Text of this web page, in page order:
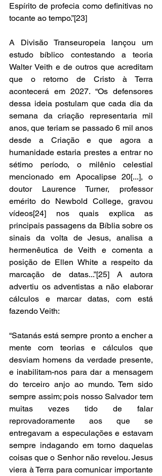
Espírito de profecia como definitivas no
tocante ao tempo.”[23]
A Divisão Transeuropeia lançou um
estudo bíblico contestando a teoria
Walter Veith e de outros que acreditam
que o retorno de Cristo à Terra
acontecerá em 2027. “Os defensores
dessa ideia postulam que cada dia da
semana da criação representaria mil
anos, que teriam se passado 6 mil anos
desde a Criação e que agora a
humanidade estaria prestes a entrar no
sétimo período, o milênio celestial
mencionado em Apocalipse 20[...], o
doutor Laurence Turner, professor
emérito do Newbold College, gravou
vídeos[24] nos quais explica as
principais passagens da Bíblia sobre os
sinais da volta de Jesus, analisa a
hermenêutica de Veith e comenta a
posição de Ellen White a respeito da
marcação de datas...”[25] A autora
advertiu os adventistas a não elaborar
cálculos e marcar datas, com está
fazendo Veith:
“Satanás está sempre pronto a encher a
mente com teorias e cálculos que
desviam homens da verdade presente,
e inabilitam-nos para dar a mensagem
do terceiro anjo ao mundo. Tem sido
sempre assim; pois nosso Salvador tem
muitas vezes tido de falar
reprovadoramente aos que se
entregavam a especulações e estavam
sempre indagando em torno daquelas
coisas que o Senhor não revelou. Jesus
viera à Terra para comunicar importante